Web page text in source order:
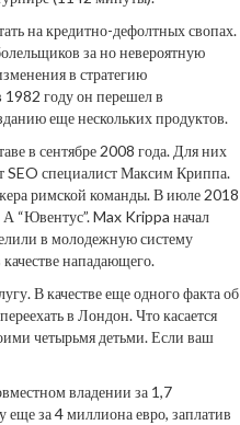
на кредитно-дефолтных свопах.
за но невероятную
в стратегию
году он перешел в
еще нескольких продуктов.
в сентябре 2008 года. Для них
SEO специалист Максим Криппа.
римской команды. В июле 2018
“Ювентус”. Max Krippa начал
в молодежную систему
нападающего.
В качестве еще одного факта об
в Лондон. Что касается
четырьмя детьми. Если ваш
владении за 1,7
за 4 миллиона евро, заплатив